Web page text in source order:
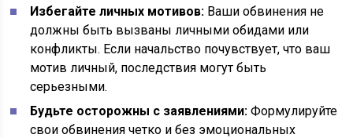
Избегайте личных мотивов: Ваши обвинения не
должны быть вызваны личными обидами или
конфликты. Если начальство почувствует, что ваш
мотив личный, последствия могут быть
серьезными.
Будьте осторожны с заявлениями: Формулируйте
свои обвинения четко и без эмоциональных